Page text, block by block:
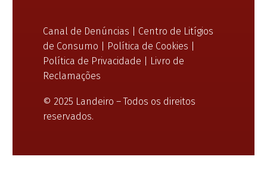
Canal de Denúncias
Centro de Litígios
de Consumo
Política de Cookies
Política de Privacidade
Livro de
Reclamações
© 2025 Landeiro – Todos os direitos
reservados.